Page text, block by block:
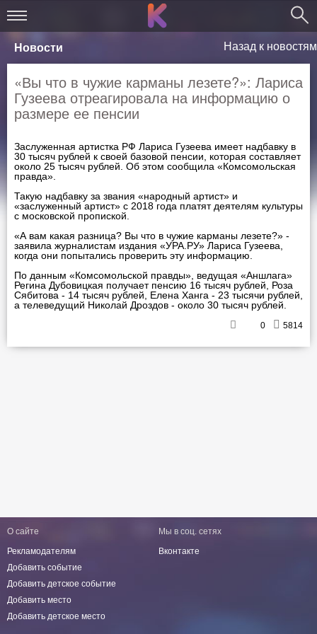
Новости Назад к новостям
«Вы что в чужие карманы лезете?»: Лариса
Гузеева отреагировала на информацию о
размере ее пенсии
Заслуженная артистка РФ Лариса Гузеева имеет надбавку в
30 тысяч рублей к своей базовой пенсии, которая составляет
около 25 тысяч рублей. Об этом сообщила «Комсомольская
правда».
Такую надбавку за звания «народный артист» и
«заслуженный артист» с 2018 года платят деятелям культуры
с московской пропиской.
«А вам какая разница? Вы что в чужие карманы лезете?» -
заявила журналистам издания «УРА.РУ» Лариса Гузеева,
когда они попытались проверить эту информацию.
По данным «Комсомольской правды», ведущая «Аншлага»
Регина Дубовицкая получает пенсию 16 тысяч рублей, Роза
Сябитова - 14 тысяч рублей, Елена Ханга - 23 тысячи рублей,
а телеведущий Николай Дроздов - около 30 тысяч рублей.
0 5814
О сайте
Рекламодателям
Добавить событие
Добавить детское событие
Добавить место
Добавить детское место
Мы в соц. сетях
Вконтакте